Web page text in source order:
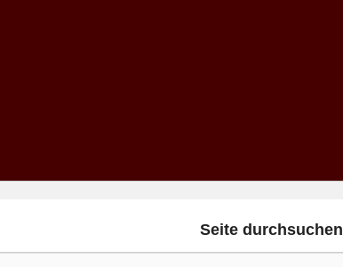
Seite durchsuchen